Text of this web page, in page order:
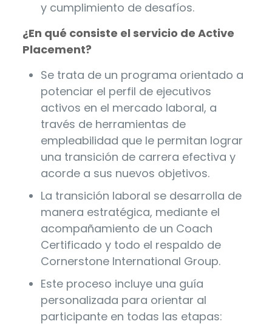
y cumplimiento de desafíos.
¿En qué consiste el servicio de Active
Placement?
Se trata de un programa orientado a
potenciar el perfil de ejecutivos
activos en el mercado laboral, a
través de herramientas de
empleabilidad que le permitan lograr
una transición de carrera efectiva y
acorde a sus nuevos objetivos.
La transición laboral se desarrolla de
manera estratégica, mediante el
acompañamiento de un Coach
Certificado y todo el respaldo de
Cornerstone International Group.
Este proceso incluye una guía
personalizada para orientar al
participante en todas las etapas: